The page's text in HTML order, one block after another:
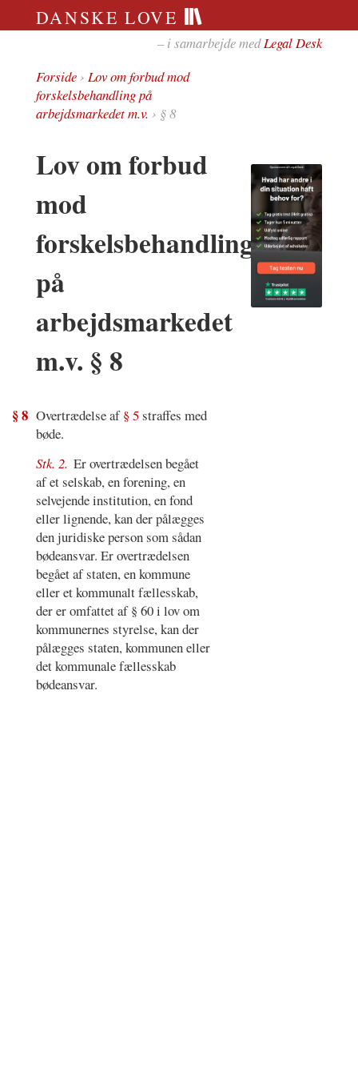
DANSKE LOVE
– i samarbejde medLegal Desk
Forside› Lov om forbud mod
forskelsbehandling på
arbejdsmarkedet m.v. › § 8
Lov om forbud
mod
forskelsbehandling
på
arbejdsmarkedet
m.v. § 8
§ 8 Overtrædelse af§ 5straffes med
bøde.
Stk. 2. Er overtrædelsen begået
af et selskab, en forening, en
selvejende institution, en fond
eller lignende, kan der pålægges
den juridiske person som sådan
bødeansvar. Er overtrædelsen
begået af staten, en kommune
eller et kommunalt fællesskab,
der er omfattet af § 60 i lov om
kommunernes styrelse, kan der
pålægges staten, kommunen eller
det kommunale fællesskab
bødeansvar.